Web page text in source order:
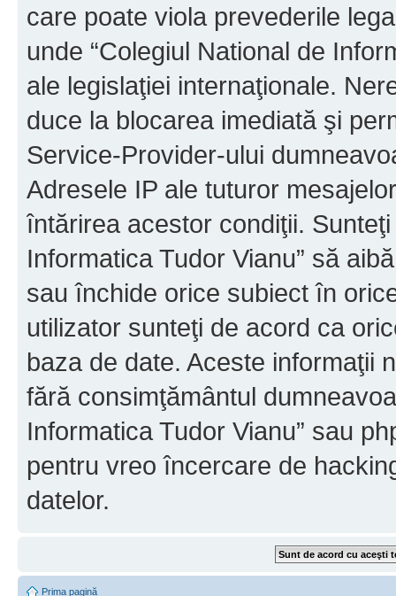
care poate viola prevederile
unde “Colegiul National de
ale legislaţiei internaţionale.
duce la blocarea imediată şi
Service-Provider-ului
Adresele IP ale tuturor
întărirea acestor condiţii.
Informatica Tudor Vianu” să
sau închide orice subiect în
utilizator sunteţi de acord ca
baza de date. Aceste informaţii
fără consimţământul
Informatica Tudor Vianu” sau
pentru vreo încercare de
datelor.
Prima pagină